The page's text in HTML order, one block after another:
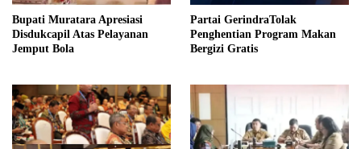
Bupati Muratara Apresiasi
Disdukcapil Atas Pelayanan
Jemput Bola
Partai GerindraTolak
Penghentian Program Makan
Bergizi Gratis